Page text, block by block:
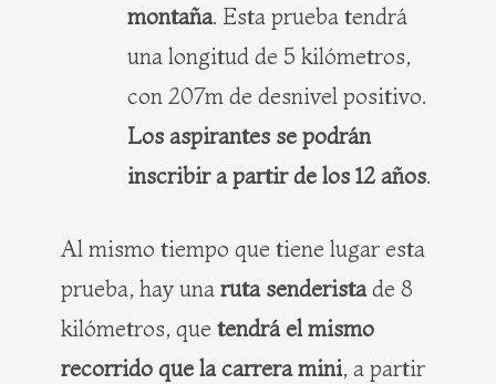
montaña. Esta prueba tendrá
una longitud de 5 kilómetros,
con 207m de desnivel positivo.
Los aspirantes se podrán
inscribir a partir de los 12 años.
Al mismo tiempo que tiene lugar esta
prueba, hay una ruta senderistade 8
kilómetros, que tendrá el mismo
recorrido que la carrera mini, a partir